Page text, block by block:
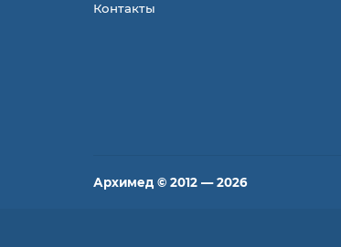
Контакты
Архимед © 2012 — 2026